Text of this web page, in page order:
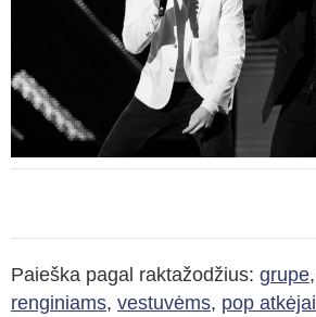
Paieška pagal raktažodžius: grupe,
renginiams, vestuvėms, pop atkėjai